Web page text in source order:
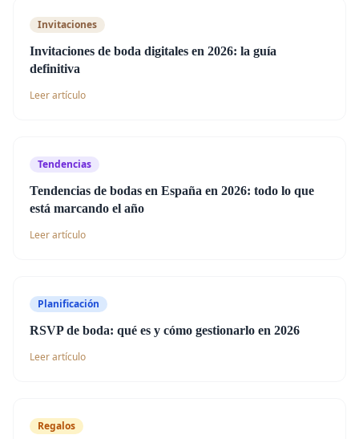
Invitaciones
Invitaciones de boda digitales en 2026: la guía
definitiva
Leer artículo
Tendencias
Tendencias de bodas en España en 2026: todo lo que
está marcando el año
Leer artículo
Planificación
RSVP de boda: qué es y cómo gestionarlo en 2026
Leer artículo
Regalos